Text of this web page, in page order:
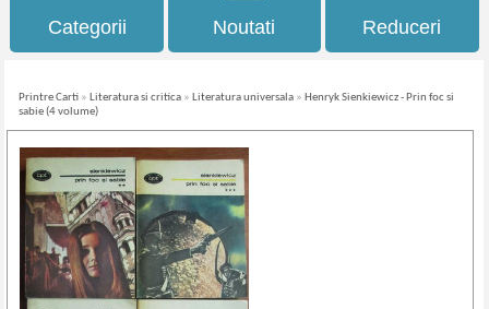
Categorii Noutati Reduceri
Printre Carti » Literatura si critica » Literatura universala » Henryk Sienkiewicz - Prin foc si
sabie (4 volume)